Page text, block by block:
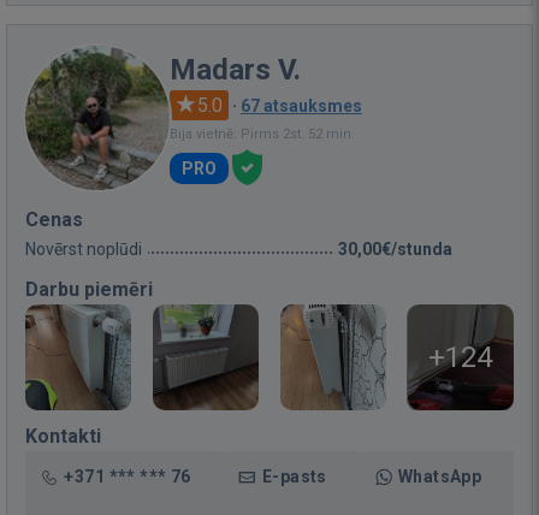
Madars V.
5.0 · 67 atsauksmes
Bija vietnē: Pirms 2st. 52 min.
PRO
Cenas
Novērst noplūdi 30,00€/stunda
Darbu piemēri
+124
Kontakti
+371 *** *** 76 E-pasts WhatsApp